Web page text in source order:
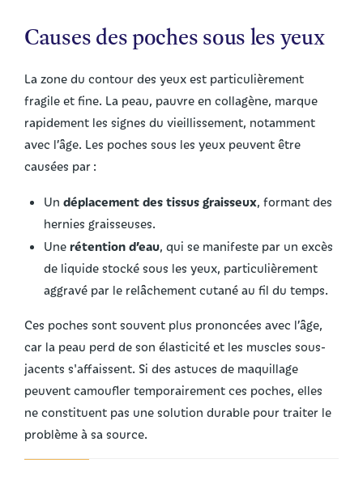
Causes des poches sous les yeux
La zone du contour des yeux est particulièrement
fragile et fine. La peau, pauvre en collagène, marque
rapidement les signes du vieillissement, notamment
avec l’âge. Les poches sous les yeux peuvent être
causées par :
Un déplacement des tissus graisseux, formant des
hernies graisseuses.
Une rétention d’eau, qui se manifeste par un excès
de liquide stocké sous les yeux, particulièrement
aggravé par le relâchement cutané au fil du temps.
Ces poches sont souvent plus prononcées avec l’âge,
car la peau perd de son élasticité et les muscles sous-
jacents s'affaissent. Si des astuces de maquillage
peuvent camoufler temporairement ces poches, elles
ne constituent pas une solution durable pour traiter le
problème à sa source.